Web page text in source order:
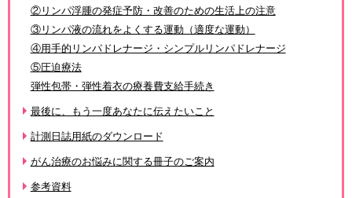
②リンパ浮腫の発症予防・改善のための生活上の注意
③リンパ液の流れをよくする運動（適度な運動）
④用手的リンパドレナージ・シンプルリンパドレナージ
⑤圧迫療法
弾性包帯・弾性着衣の療養費支給手続き
最後に、もう一度あなたに伝えたいこと
計測日誌用紙のダウンロード
がん治療のお悩みに関する冊子のご案内
参考資料